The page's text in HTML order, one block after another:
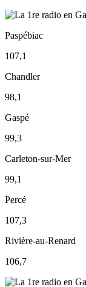
Paspébiac
107,1
Chandler
98,1
Gaspé
99,3
Carleton-sur-Mer
99,1
Percé
107,3
Rivière-au-Renard
106,7